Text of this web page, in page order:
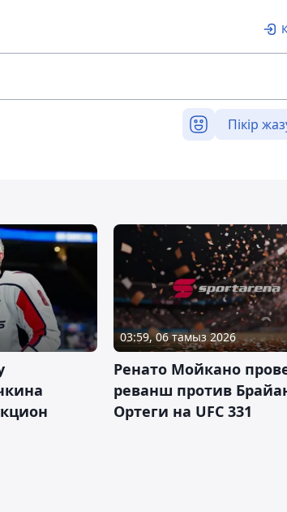
Пікір
03:59, 06 тамыз 2026
Ренато Мойкано
реванш против
Ортеги на UFC 331